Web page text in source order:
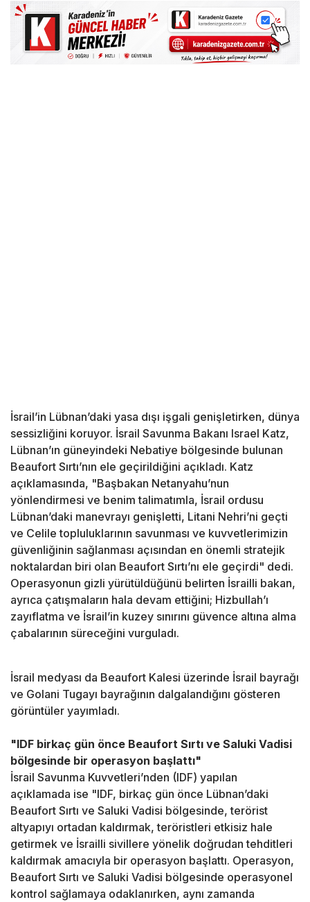
İsrail’in Lübnan’daki yasa dışı işgali genişletirken, dünya
sessizliğini koruyor. İsrail Savunma Bakanı Israel Katz,
Lübnan’ın güneyindeki Nebatiye bölgesinde bulunan
Beaufort Sırtı’nın ele geçirildiğini açıkladı. Katz
açıklamasında, "Başbakan Netanyahu’nun
yönlendirmesi ve benim talimatımla, İsrail ordusu
Lübnan’daki manevrayı genişletti, Litani Nehri’ni geçti
ve Celile topluluklarının savunması ve kuvvetlerimizin
güvenliğinin sağlanması açısından en önemli stratejik
noktalardan biri olan Beaufort Sırtı’nı ele geçirdi" dedi.
Operasyonun gizli yürütüldüğünü belirten İsrailli bakan,
ayrıca çatışmaların hala devam ettiğini; Hizbullah’ı
zayıflatma ve İsrail’in kuzey sınırını güvence altına alma
çabalarının süreceğini vurguladı.
İsrail medyası da Beaufort Kalesi üzerinde İsrail bayrağı
ve Golani Tugayı bayrağının dalgalandığını gösteren
görüntüler yayımladı.
"IDF birkaç gün önce Beaufort Sırtı ve Saluki Vadisi
bölgesinde bir operasyon başlattı"
İsrail Savunma Kuvvetleri’nden (IDF) yapılan
açıklamada ise "IDF, birkaç gün önce Lübnan’daki
Beaufort Sırtı ve Saluki Vadisi bölgesinde, terörist
altyapıyı ortadan kaldırmak, teröristleri etkisiz hale
getirmek ve İsrailli sivillere yönelik doğrudan tehditleri
kaldırmak amacıyla bir operasyon başlattı. Operasyon,
Beaufort Sırtı ve Saluki Vadisi bölgesinde operasyonel
kontrol sağlamaya odaklanırken, aynı zamanda